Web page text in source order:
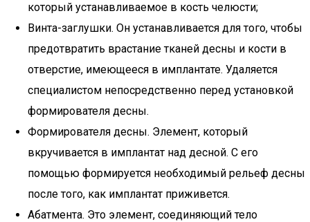
который устанавливаемое в кость челюсти;
Винта-заглушки. Он устанавливается для того, чтобы
предотвратить врастание тканей десны и кости в
отверстие, имеющееся в имплантате. Удаляется
специалистом непосредственно перед установкой
формирователя десны.
Формирователя десны. Элемент, который
вкручивается в имплантат над десной. С его
помощью формируется необходимый рельеф десны
после того, как имплантат приживется.
Абатмента. Это элемент, соединяющий тело